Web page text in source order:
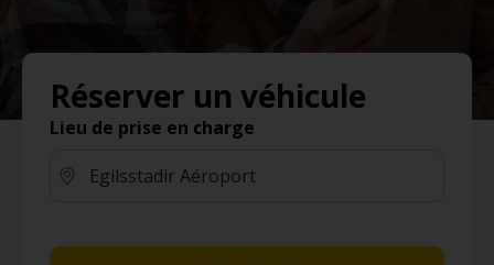
Réserver un véhicule
Lieu de prise en charge